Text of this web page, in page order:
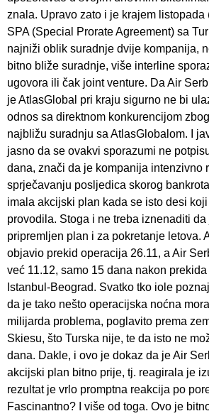
znala. Upravo zato i je krajem listopada
SPA (Special Prorate Agreement) sa
najniži oblik suradnje dvije kompanija,
bitno bliže suradnje, više interline
ugovora ili čak joint venture. Da Air
je AtlasGlobal pri kraju sigurno ne bi
odnos sa direktnom konkurencijom
najbližu suradnju sa AtlasGlobalom. I
jasno da se ovakvi sporazumi ne
dana, znači da je kompanija intenzivno
sprječavanju posljedica skorog
imala akcijski plan kada se isto desi
provodila. Stoga i ne treba iznenaditi
pripremljen plan i za pokretanje letova.
objavio prekid operacija 26.11, a Air
već 11.12, samo 15 dana nakon
Istanbul-Beograd. Svatko tko iole
da je tako nešto operacijska noćna
milijarda problema, poglavito prema
Skiesu, što Turska nije, te da isto ne
dana. Dakle, i ovo je dokaz da je Air
akcijski plan bitno prije, tj. reagirala je
rezultat je vrlo promptna reakcija po
Fascinantno? I više od toga. Ovo je